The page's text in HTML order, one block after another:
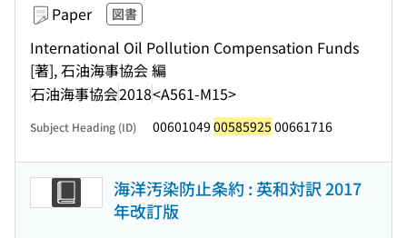
Paper 図書
International Oil Pollution Compensation Funds
[著], 石油海事協会 編
石油海事協会2018<A561-M15>
Subject Heading (ID) 00601049 00585925 00661716
海洋汚染防止条約 : 英和対訳 2017
年改訂版